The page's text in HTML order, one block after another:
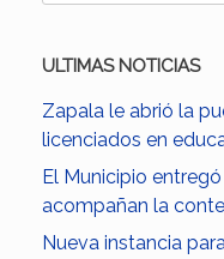
ULTIMAS NOTICIAS
Zapala le abrió la
licenciados en
El Municipio
acompañan la
Nueva instancia